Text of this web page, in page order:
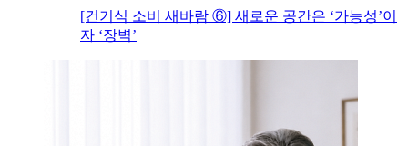
[건기식 소비 새바람 ⑥] 새로운 공간은 ‘가능성’이
자 ‘장벽’